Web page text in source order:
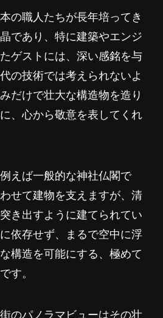
の職人たちが長年培ってき
であり、特に建築やエンジ
ゲストには、深い感銘を与
の技術では考えられないよ
だけで壮大な構造物を造り
、心から敬意を表してくれ
えば一般的な神社仏閣で
せて建物を支えますが、清
き出すように建てられてい
依存せず、まるで空中に浮
構造を可能にする、極めて
す。
のパノラマビューはその壮